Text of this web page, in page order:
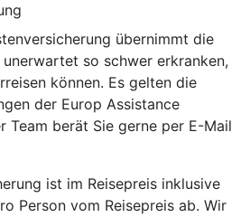
übernimmt die
so schwer erkranken,
können. Es gelten die
der Europ Assistance
Team berät Sie gerne per E-Mail
ist im Reisepreis inklusive
Person vom Reisepreis ab. Wir